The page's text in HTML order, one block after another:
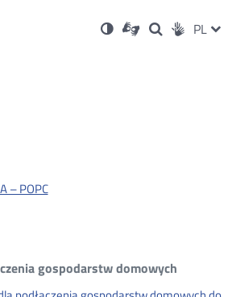
Ustawienia
Wersja
kontrastowa
Dla
niesłyszących
OtwórzOtwórz
w
Otwórz
w
Social PL
– POPC
gospodarstw domowych